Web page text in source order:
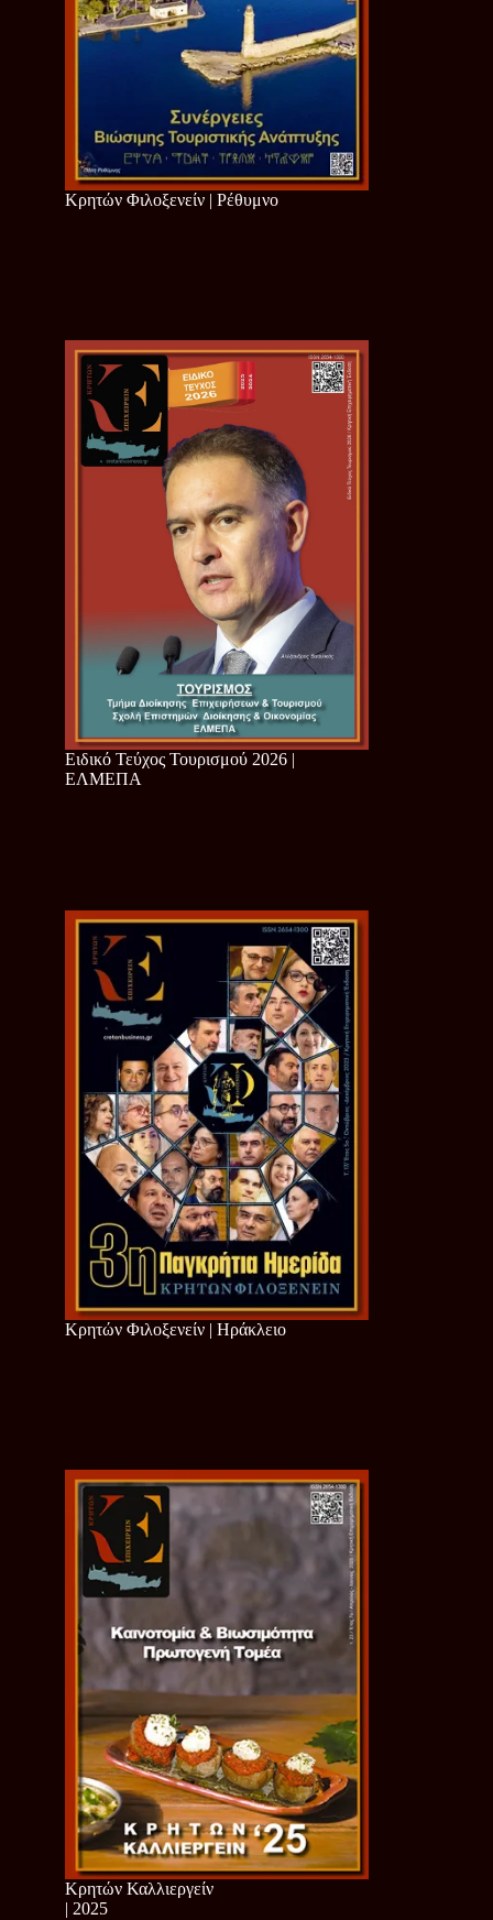
Κρητών Φιλοξενείν | Ρέθυμνο
Ειδικό Τεύχος Τουρισμού 2026 |
ΕΛΜΕΠΑ
Κρητών Φιλοξενείν | Ηράκλειο
Κρητών Καλλιεργείν
| 2025